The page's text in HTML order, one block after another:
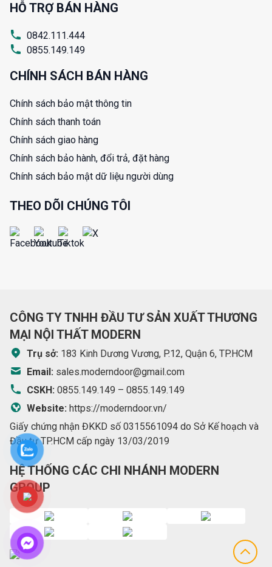
HỖ TRỢ BÁN HÀNG
0842.111.444
0855.149.149
CHÍNH SÁCH BÁN HÀNG
Chính sách bảo mật thông tin
Chính sách thanh toán
Chính sách giao hàng
Chính sách bảo hành, đổi trả, đặt hàng
Chính sách bảo mật dữ liệu người dùng
THEO DÕI CHÚNG TÔI
CÔNG TY TNHH ĐẦU TƯ SẢN XUẤT THƯƠNG
MẠI NỘI THẤT MODERN
Trụ sở: 183 Kinh Dương Vương, P.12, Quận 6, TP.HCM
Email: sales.moderndoor@gmail.com
CSKH: 0855.149.149 – 0855.149.149
Website: https://moderndoor.vn/
Giấy chứng nhận ĐKKD số 0315561094 do Sở Kế hoạch và
Đầu tư TP.HCM cấp ngày 13/03/2019
HỆ THỐNG CÁC CHI NHÁNH MODERN
GROUP